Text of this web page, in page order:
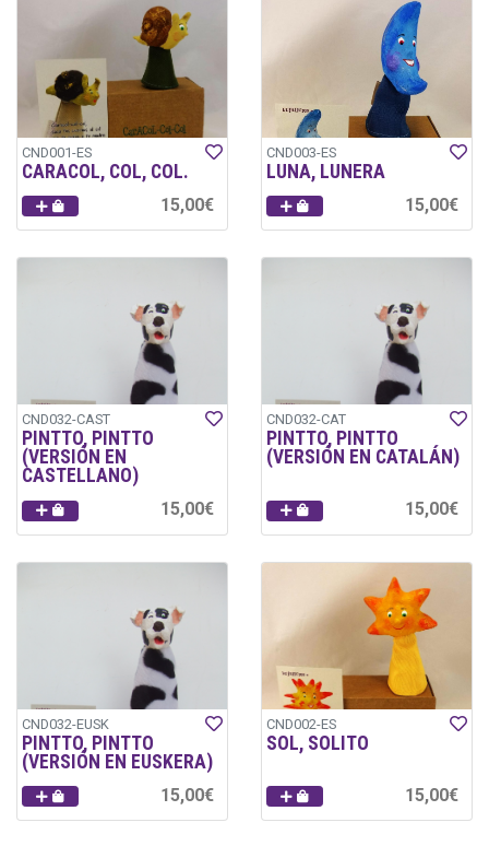
CND001-ES
CARACOL, COL, COL.
15,00€
CND003-ES
LUNA, LUNERA
15,00€
CND032-CAST
PINTTO, PINTTO
(VERSIÓN EN
CASTELLANO)
15,00€
CND032-CAT
PINTTO, PINTTO
(VERSIÓN EN CATALÁN)
15,00€
CND032-EUSK
PINTTO, PINTTO
(VERSIÓN EN EUSKERA)
15,00€
CND002-ES
SOL, SOLITO
15,00€